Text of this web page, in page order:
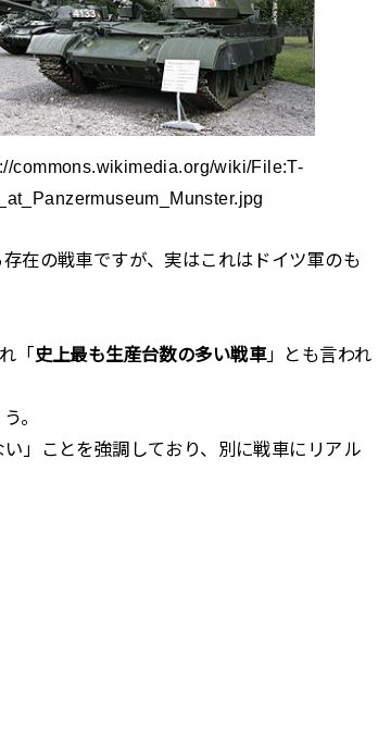
commons.wikimedia.org/wiki/File:T-
在の戦車ですが、実はこれはドイツ軍のも
「 史上最も生産台数の多い戦車」とも言われ
。
」ことを強調しており、別に戦車にリアル